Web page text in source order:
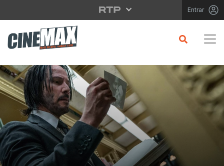
Saltar para o conteúdo principal Entrar